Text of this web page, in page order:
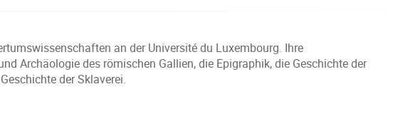
an der Université du Luxembourg. Ihre
Archäologie des römischen Gallien, die Epigraphik, die Geschichte der
der Sklaverei.